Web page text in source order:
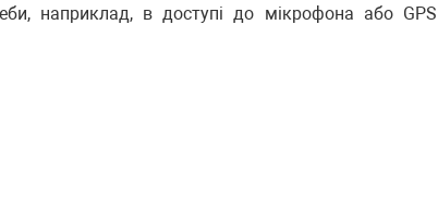
наприклад, в доступі до мікрофона або GPS